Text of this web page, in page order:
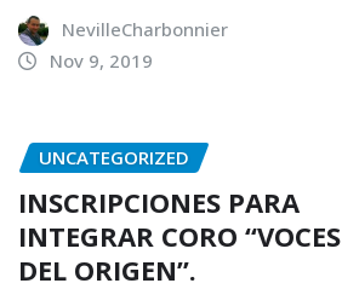
NevilleCharbonnier
Nov 9, 2019
UNCATEGORIZED
INSCRIPCIONES PARA
INTEGRAR CORO “VOCES
DEL ORIGEN”.